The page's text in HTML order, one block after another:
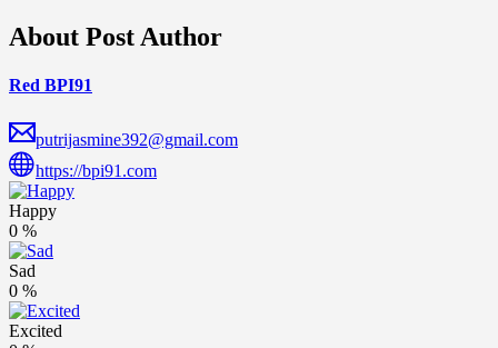
About Post Author
Red BPI91
putrijasmine392@gmail.com
https://bpi91.com
Happy
0 %
Sad
0 %
Excited